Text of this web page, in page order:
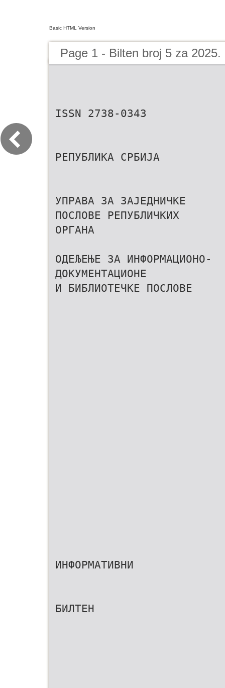
Basic HTML Version
Page 1 - Bilten broj 5 za 2025.
ISSN 2738-0343
РЕПУБЛИКА СРБИЈА
УПРАВА ЗА ЗАЈЕДНИЧКЕ
ПОСЛОВЕ РЕПУБЛИЧКИХ
ОРГАНА
ОДЕЉЕЊЕ ЗА ИНФОРМАЦИОНО-
ДОКУМЕНТАЦИОНЕ
И БИБЛИОТЕЧКЕ ПОСЛОВЕ
ИНФОРМАТИВНИ
БИЛТЕН